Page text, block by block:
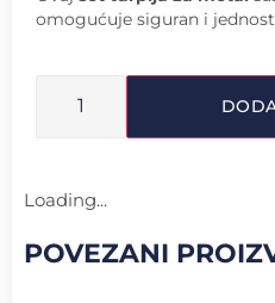
omogućuje siguran i
Loading...
POVEZANI